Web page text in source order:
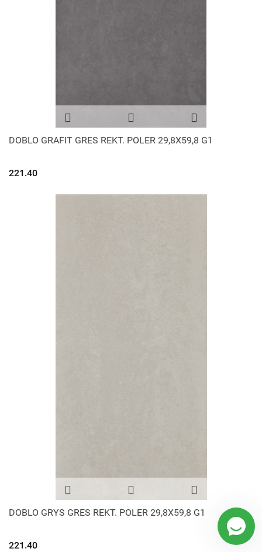
DOBLO GRAFIT GRES REKT. POLER 29,8X59,8 G1
221.40
DOBLO GRYS GRES REKT. POLER 29,8X59,8 G1
221.40